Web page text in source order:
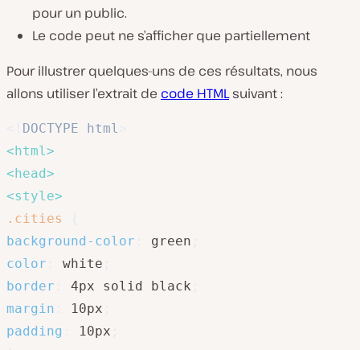
pour un public.
Le code peut ne s’afficher que partiellement
Pour illustrer quelques-uns de ces résultats, nous
allons utiliser l’extrait de code HTMLsuivant :
DOCTYPE html
<html>
<head>
<style>
.cities
background-color
green
color
white
border
4px solid black
margin
10px
padding
10px